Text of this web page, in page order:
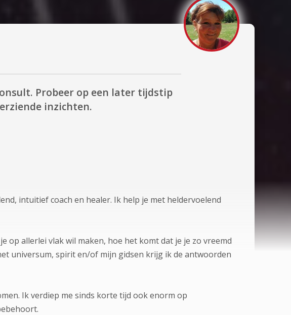
Probeer op een later tijdstip
inzichten.
intuitief coach en healer. Ik help je met heldervoelend
op allerlei vlak wil maken, hoe het komt dat je je zo vreemd
universum, spirit en/of mijn gidsen krijg ik de antwoorden
Ik verdiep me sinds korte tijd ook enorm op